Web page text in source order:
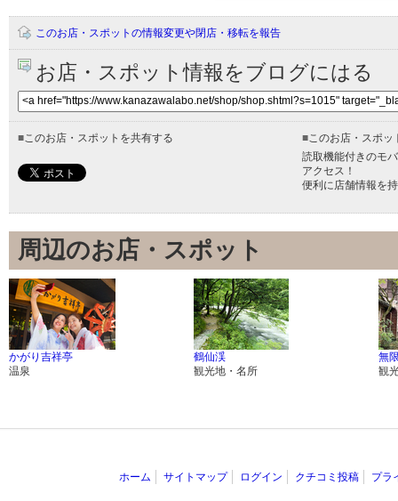
このお店・スポットの情報変更や閉店・移転を報告
お店・スポット情報をブログにはる
■ このお店・スポットを共有する ■ このお店・スポ
読取機能付きのモ
アクセス！
便利に店舗情報を
周辺のお店・スポット
かがり吉祥亭
温泉
鶴仙渓
観光地・名所
無
観
ホーム サイトマップ ログイン クチコミ投稿 プラ